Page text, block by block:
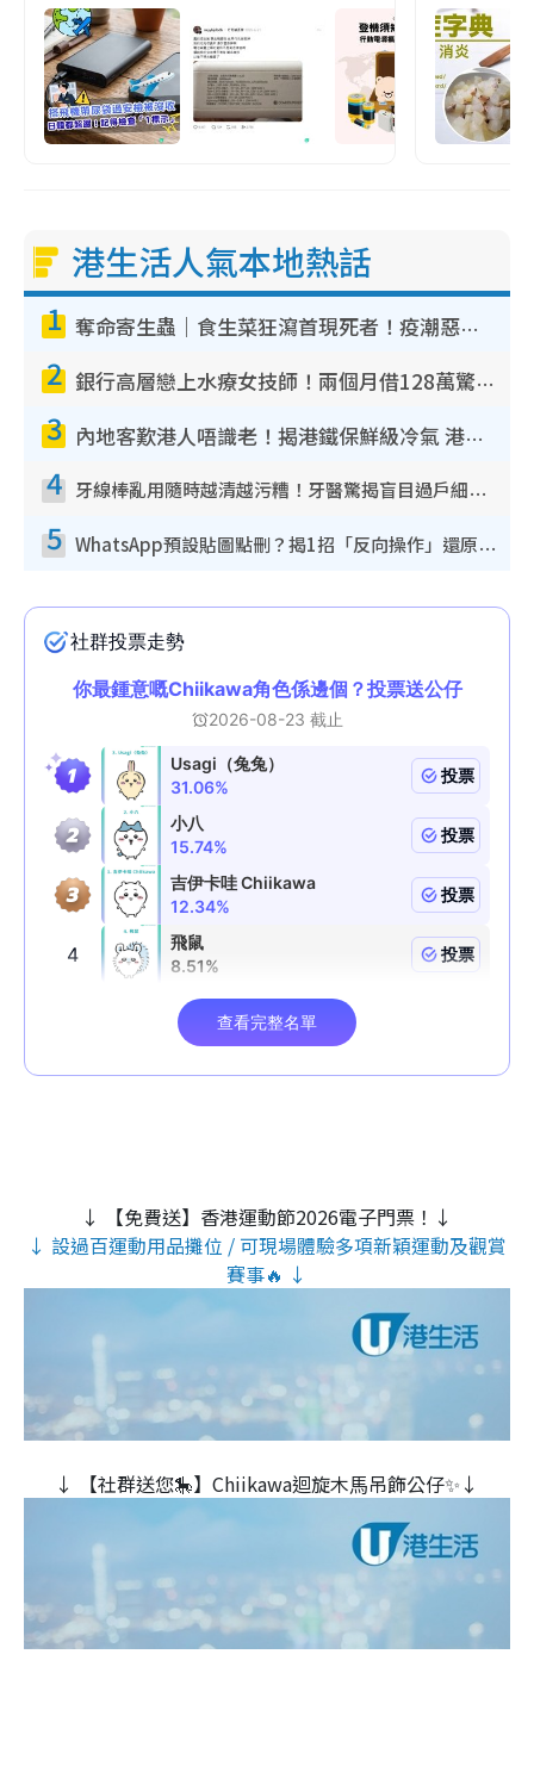
港生活人氣本地熱話
1 奪命寄生蟲｜食生菜狂瀉首現死者！疫潮惡化錄1.8萬宗病例 揭洗菜3大謬誤
2 銀行高層戀上水療女技師！兩個月借128萬驚覺「沉船」沉落火海 揭背後疑似邪教操控賣淫
3 內地客歎港人唔識老！揭港鐵保鮮級冷氣 港人求放過：咪投訴
4 牙線棒亂用隨時越清越污糟！牙醫驚揭盲目過戶細菌恐致蛀牙：呢種先係日常真保養
5 WhatsApp預設貼圖點刪？揭1招「反向操作」還原簡潔介面 附3步實測教學
↓ 【免費送】香港運動節2026電子門票！↓
↓ 設過百運動用品攤位 / 可現場體驗多項新穎運動及觀賞
賽事🔥 ↓
↓ 【社群送您🎠】Chiikawa迴旋木⾺吊飾公仔✨↓